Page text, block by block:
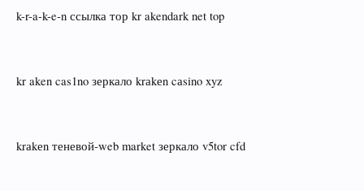
k-r-a-k-e-n ссылка тор kr akendark net top
kr aken cas1no зеркало krаkеn cаsino xyz
krаkеn теневой‑web market зеркало v5tor cfd